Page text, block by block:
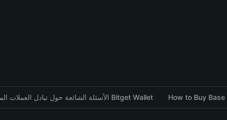
الأسئلة الشائعة حول تبادل العملات المشفرة باستخدام محفظة Bitget Wallet How to Buy Base